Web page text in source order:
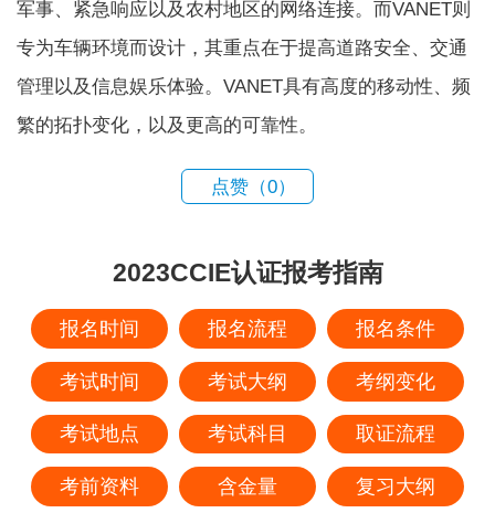
军事、紧急响应以及农村地区的网络连接。而VANET则
专为车辆环境而设计，其重点在于提高道路安全、交通
管理以及信息娱乐体验。VANET具有高度的移动性、频
繁的拓扑变化，以及更高的可靠性。
点赞（0）
2023CCIE认证报考指南
报名时间 报名流程 报名条件
考试时间 考试大纲 考纲变化
考试地点 考试科目 取证流程
考前资料 含金量 复习大纲